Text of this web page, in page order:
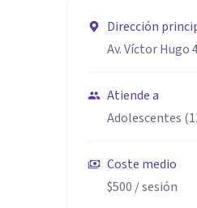
Dirección
Av. Víctor Hugo
Atiende a
Adolescentes
Coste medio
$500 / sesión